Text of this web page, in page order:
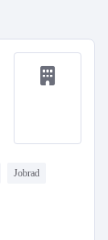
Jobrad